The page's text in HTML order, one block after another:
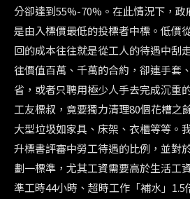
分卻達到55%-70%。在此情況下，
是由入標價最低的投標者中標。低價
回的成本往往就是從工人的待遇中刮
往價值百萬、千萬的合約，卻連手套
省，或者只聘用極少人手去完成沉重
工友標叔，竟要獨力清理80個花槽之
大型垃圾如家具、床架、衣櫃等等。
升標書評審中勞工待遇的比例，並對
劃一標準，尤其工資需要高於生活工
準工時44小時、超時工作「補水」